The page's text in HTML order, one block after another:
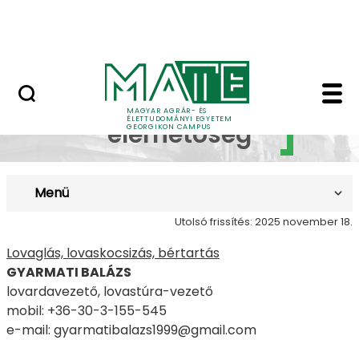
MAGYAR AGRÁR- ÉS
ÉLETTUDOMÁNYI EGYETEM
GEORGIKON CAMPUS
Munkatársak,
Munkatársak,
elérhetőség
Menü
Utolsó frissítés: 2025 november 18.
Lovaglás, lovaskocsizás, bértartás
GYARMATI BALÁZS
lovardavezető, lovastúra-vezető
mobil: +36-30-3-155-545
e-mail: gyarmatibalazs1999@gmail.com